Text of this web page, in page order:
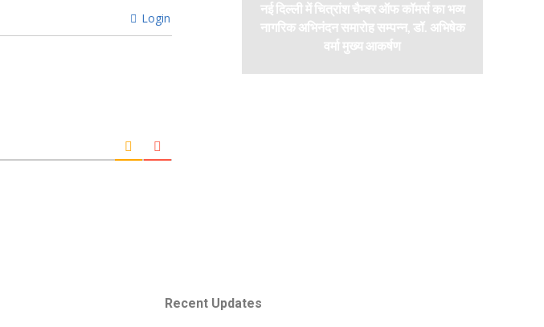
Login
नई दिल्ली में चित्रांश चैम्बर ऑफ कॉमर्स का भव्य
नागरिक अभिनंदन समारोह सम्पन्न, डॉ. अभिषेक
वर्मा मुख्य आकर्षण
Recent Updates